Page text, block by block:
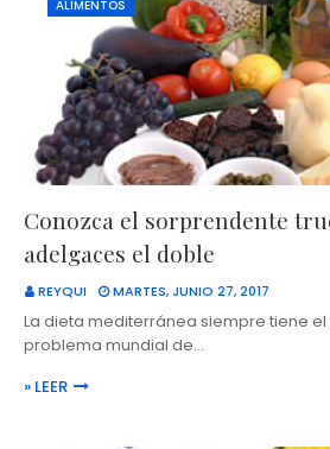
ALIMENTOS
Conozca el sorprendente
adelgaces el doble
REYQUI MARTES, JUNIO 27, 2017
La dieta mediterránea siempre tiene
problema mundial de…
» LEER